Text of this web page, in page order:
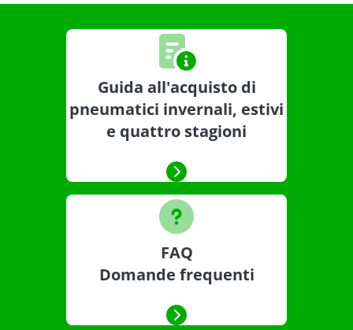
Guida all'acquisto di
pneumatici invernali, estivi
e quattro stagioni
FAQ
Domande frequenti